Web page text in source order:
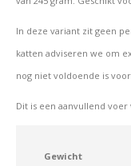
In deze variant zit geen
katten adviseren we om
nog niet voldoende is
Dit is een aanvullend
Gewicht